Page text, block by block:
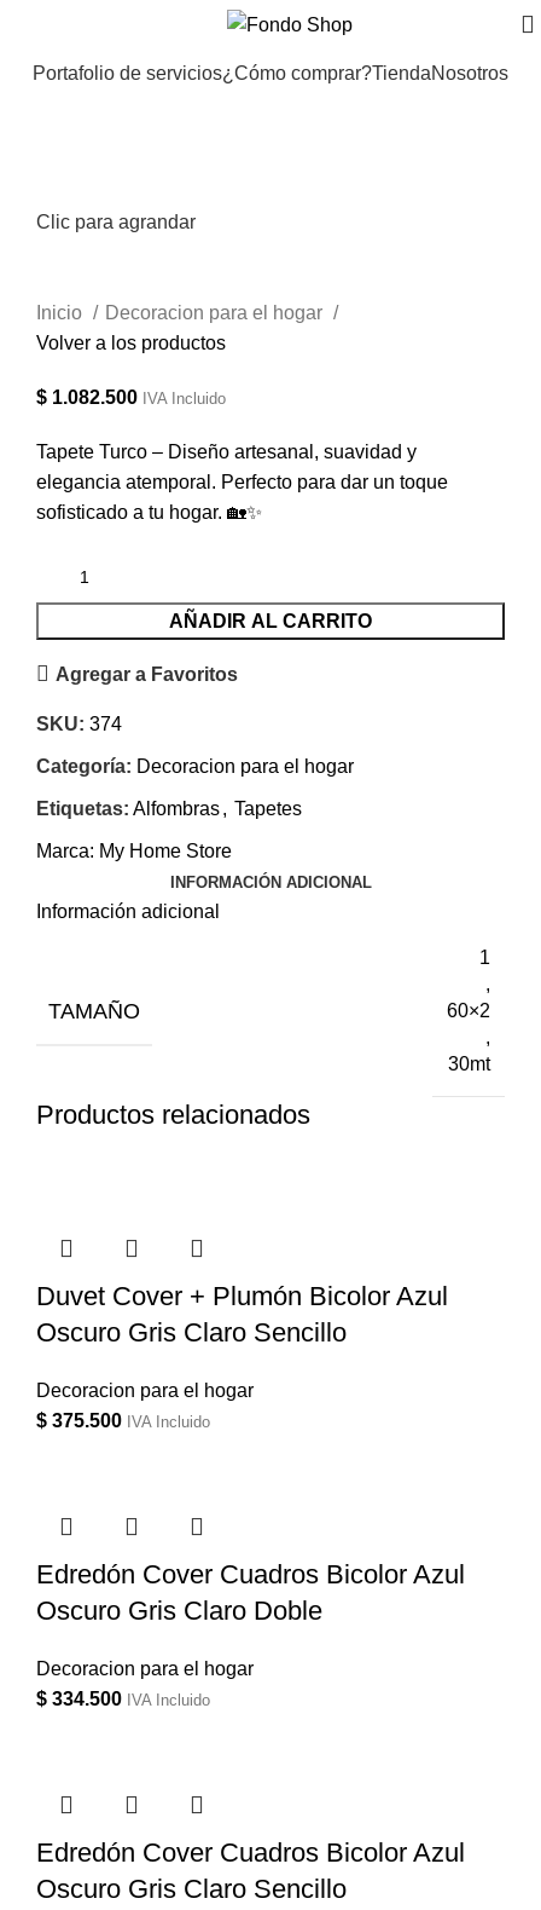
Portafolio de servicios¿Cómo comprar?TiendaNosotros
Clic para agrandar
Inicio
Decoracion para el hogar
Volver a los productos
$ 1.082.500 IVA Incluido
Tapete Turco – Diseño artesanal, suavidad y
elegancia atemporal. Perfecto para dar un toque
sofisticado a tu hogar. 🏡✨
AÑADIR AL CARRITO
Agregar a Favoritos
SKU: 374
Categoría: Decoracion para el hogar
Etiquetas: Alfombras, Tapetes
Marca: My Home Store
INFORMACIÓN ADICIONAL
Información adicional
TAMAÑO
1
,
60×2
,
30mt
Productos relacionados
Duvet Cover + Plumón Bicolor Azul
Oscuro Gris Claro Sencillo
Decoracion para el hogar
$ 375.500 IVA Incluido
Edredón Cover Cuadros Bicolor Azul
Oscuro Gris Claro Doble
Decoracion para el hogar
$ 334.500 IVA Incluido
Edredón Cover Cuadros Bicolor Azul
Oscuro Gris Claro Sencillo